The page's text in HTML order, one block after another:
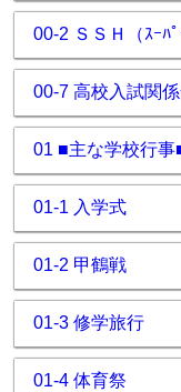
00-2 ＳＳＨ（ｽｰﾊﾟ
00-7 高校入試関
01 ■主な学校行事
01-1 入学式
01-2 甲鶴戦
01-3 修学旅行
01-4 体育祭